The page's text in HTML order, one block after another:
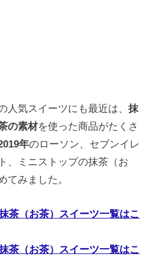
人気スイーツにも最近は、抹
の素材を使った商品がたくさ
年のローソン、セブンイレ
、ミニストップの抹茶（お
てみました。
茶（お茶）スイーツ一覧はこ
茶（お茶）スイーツ一覧はこ